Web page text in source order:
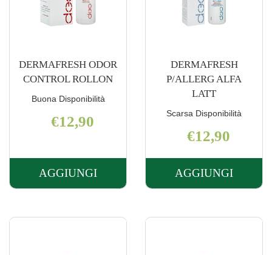
DERMAFRESH ODOR
CONTROL ROLLON
Buona Disponibilità
€12,90
AGGIUNGI
AGGIUNGI DERMAFRESH
DERMAFRESH
P/ALLERG ALFA
LATT
Scarsa Disponibilità
€12,90
AGGIUNGI
AGGIUNGI